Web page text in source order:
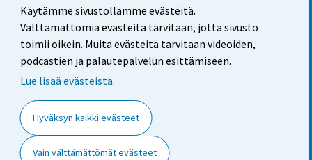
Käytämme sivustollamme evästeitä.
Välttämättömiä evästeitä tarvitaan, jotta sivusto
toimii oikein. Muita evästeitä tarvitaan videoiden,
podcastien ja palautepalvelun esittämiseen.
Lue lisää evästeistä.
Hyväksyn kaikki evästeet
Vain välttämättömät evästeet
Palaute
Käyttöehdot
Saavutettavuus
Tietoa sivustosta
Evästeasetukset